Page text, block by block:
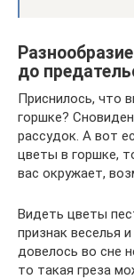
до
Приснилось, что
горшке?
рассудок. А вот
цветы в горшке,
вас окружает,
Видеть цветы
признак веселья
довелось во сне
то такая греза